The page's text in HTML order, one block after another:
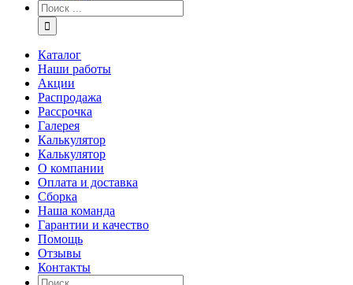
Каталог
Наши работы
Акции
Распродажа
Рассрочка
Галерея
Калькулятор
Калькулятор
О компании
Оплата и доставка
Сборка
Наша команда
Гарантии и качество
Помощь
Отзывы
Контакты